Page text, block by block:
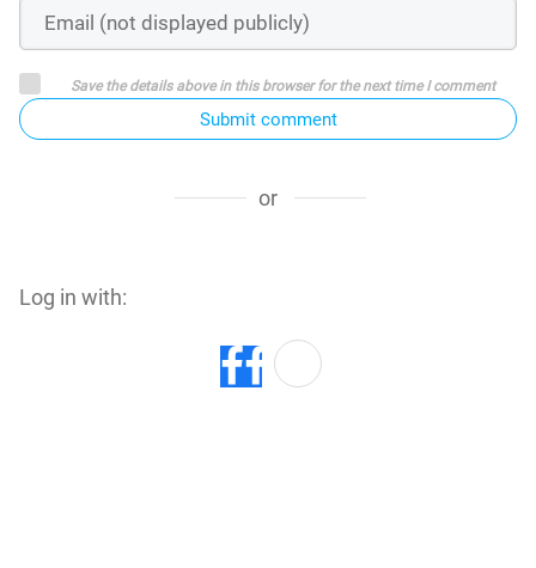
Save the details above in this browser for the next time I comment
Submit comment
or
Log in with: